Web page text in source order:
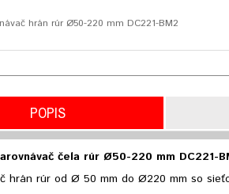
hrán rúr Ø50-220 mm DC221-BM2
POPIS
čela rúr Ø50-220 mm DC221-
hrán rúr od Ø 50 mm do Ø220 mm so